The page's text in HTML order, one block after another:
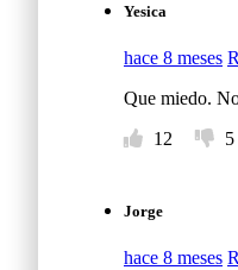
Yesica
hace 8 meses
Que miedo.
12
5
Jorge
hace 8 meses